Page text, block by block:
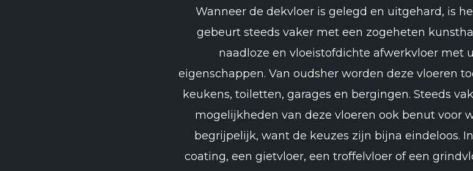
Wanneer de dekvloer is gelegd en uitgehard, is
gebeurt steeds vaker met een zogeheten
naadloze en vloeistofdichte afwerkvloer met
eigenschappen. Van oudsher worden deze vloeren
keukens, toiletten, garages en bergingen. Steeds
mogelijkheden van deze vloeren ook benut voor
begrijpelijk, want de keuzes zijn bijna eindeloos.
coating, een gietvloer, een troffelvloer of een